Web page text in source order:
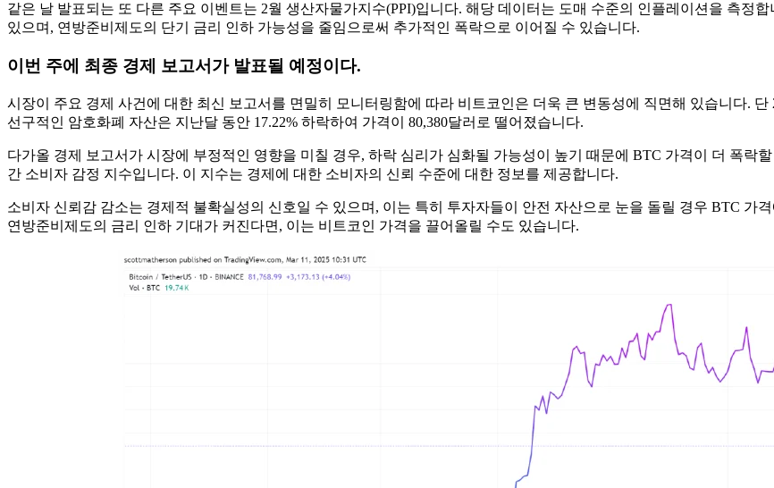
같은 날 발표되는 또 다른 주요 이벤트는 2월 생산자물가지수(PPI)입니다. 해당 데이터는 도매 수준의 인플레이션을 측정
있으며, 연방준비제도의 단기 금리 인하 가능성을 줄임으로써 추가적인 폭락으로 이어질 수 있습니다.
이번 주에 최종 경제 보고서가 발표될 예정이다.
시장이 주요 경제 사건에 대한 최신 보고서를 면밀히 모니터링함에 따라 비트코인은 더욱 큰 변동성에 직면해 있습니다. 단
선구적인 암호화폐 자산은 지난달 동안 17.22% 하락하여 가격이 80,380달러로 떨어졌습니다.
다가올 경제 보고서가 시장에 부정적인 영향을 미칠 경우, 하락 심리가 심화될 가능성이 높기 때문에 BTC 가격이 더 폭락
간 소비자 감정 지수입니다. 이 지수는 경제에 대한 소비자의 신뢰 수준에 대한 정보를 제공합니다.
소비자 신뢰감 감소는 경제적 불확실성의 신호일 수 있으며, 이는 특히 투자자들이 안전 자산으로 눈을 돌릴 경우 BTC 가
연방준비제도의 금리 인하 기대가 커진다면, 이는 비트코인 ​​가격을 끌어올릴 수도 있습니다.